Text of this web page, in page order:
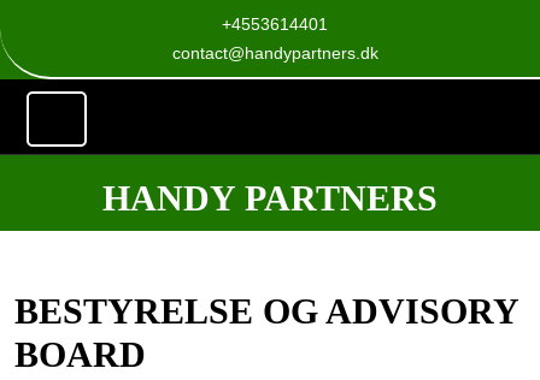
to
content
+4553614401
contact@handypartners.dk
HANDY PARTNERS
BESTYRELSE OG ADVISORY
BOARD